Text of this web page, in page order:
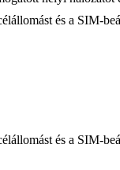
és a SIM-
és a SIM-